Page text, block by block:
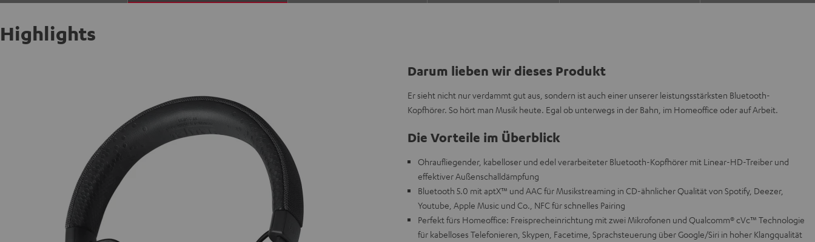
Highlights
Darum lieben wir dieses Produkt
Er sieht nicht nur verdammt gut aus, sondern ist auch einer unserer leistungsstärksten Bluetooth-
Kopfhörer. So hört man Musik heute. Egal ob unterwegs in der Bahn, im Homeoffice oder auf Arbeit.
Die Vorteile im Überblick
Ohraufliegender, kabelloser und edel verarbeiteter Bluetooth-Kopfhörer mit Linear-HD-Treiber und
effektiver Außenschalldämpfung
Bluetooth 5.0 mit aptX™ und AAC für Musikstreaming in CD-ähnlicher Qualität von Spotify, Deezer,
Youtube, Apple Music und Co., NFC für schnelles Pairing
Perfekt fürs Homeoffice: Freisprecheinrichtung mit zwei Mikrofonen und Qualcomm® cVc™ Technologie
für kabelloses Telefonieren, Skypen, Facetime, Sprachsteuerung über Google/Siri in hoher Klangqualität